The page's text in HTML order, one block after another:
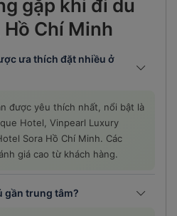
gặp khi đi du
Chí Minh
ưa thích đặt nhiều ở
được yêu thích nhất, nổi bật là
Hotel, Vinpearl Luxury
Sora Hồ Chí Minh. Các
giá cao từ khách hàng.
gần trung tâm?